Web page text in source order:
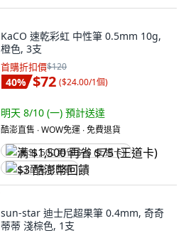
KaCO 速乾彩虹 中性筆 0.5mm 10g,
橙色, 3支
首購折扣價$120
40% $72 ($24.00/1個)
明天 8/10 (一) 預計送達
酷澎直售 ∙ WOW免運 ∙ 免費退貨
满 $1,500 再省 $75 (王道卡)
$3 酷澎幣回饋
sun-star 迪士尼超果筆 0.4mm, 奇奇
蒂蒂 淺棕色, 1支